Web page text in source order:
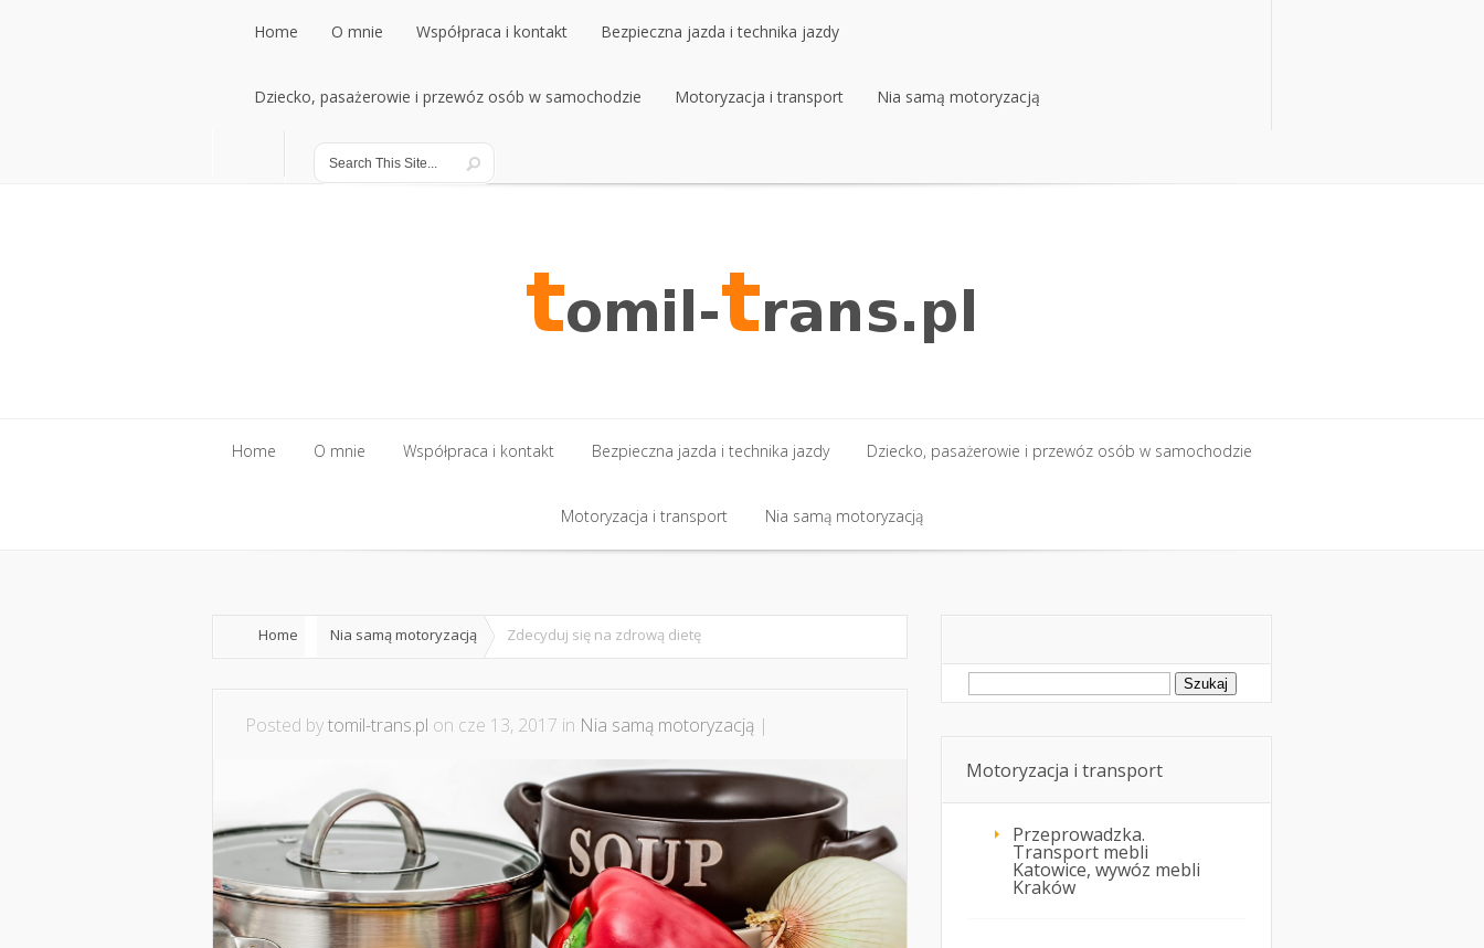
Home
Home
O mnie
O mnie
Współpraca i kontakt
Współpraca i kontakt
Bezpieczna jazda i technika jazdy
Bezpieczna jazda i technika jazdy
Dziecko, pasażerowie i przewóz osób w samochodzie
Dziecko, pasażerowie i przewóz osób w samochodzie
Motoryzacja i transport Nia samą motoryzacją
Home O mnie Współpraca i kontakt Bezpieczna jazda i technika jazdy
Bezpieczna jazda i technika jazdy
Dziecko, pasażerowie i przewóz osób w samochodzie
Dziecko, pasażerowie i przewóz osób w samochodzie
Motoryzacja i transport Nia samą motoryzacją
Home Nia samą motoryzacją Zdecyduj się na zdrową dietę
Posted bytomil-trans.pl on cze 13, 2017 in Nia samą motoryzacją |
Szukaj:
Motoryzacja i transport
Przeprowadzka.
Transport mebli
Katowice, wywóz mebli
Kraków